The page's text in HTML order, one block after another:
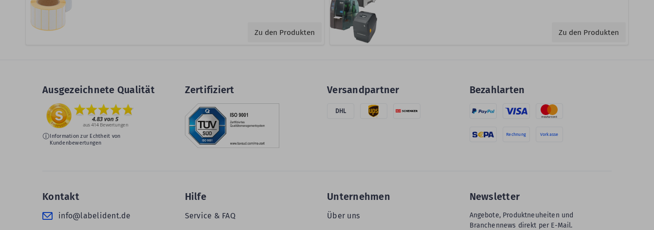
Zu den Produkten Zu den Produkten
Ausgezeichnete Qualität
Information zur Echtheit von
Kundenbewertungen
Zertifiziert Versandpartner
DHL
Bezahlarten
Rechnung Vorkasse
Kontakt
info@labelident.de
Hilfe
Service & FAQ
Unternehmen
Über uns
Newsletter
Angebote, Produktneuheiten und
Branchennews direkt per E-Mail.